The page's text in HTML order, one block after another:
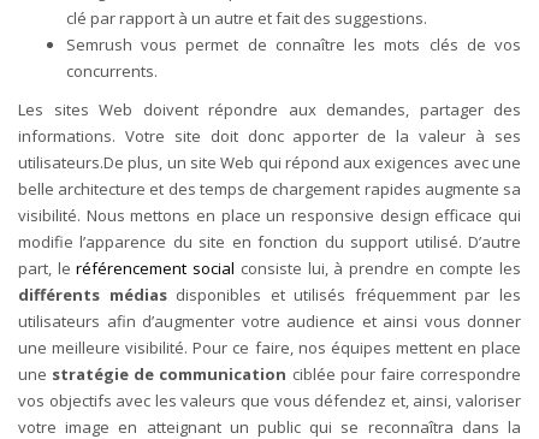
clé par rapport à un autre et fait des suggestions.
Semrush vous permet de connaître les mots clés de vos
concurrents.
Les sites Web doivent répondre aux demandes, partager des
informations. Votre site doit donc apporter de la valeur à ses
utilisateurs.De plus, un site Web qui répond aux exigences avec une
belle architecture et des temps de chargement rapides augmente sa
visibilité. Nous mettons en place un responsive design efficace qui
modifie l’apparence du site en fonction du support utilisé. D’autre
part, leréférencement social consiste lui, à prendre en compte les
différents médiasdisponibles et utilisés fréquemment par les
utilisateurs afin d’augmenter votre audience et ainsi vous donner
une meilleure visibilité.Pour ce faire, nos équipes mettent en place
une stratégie de communication ciblée pour faire correspondre
vos objectifs avec les valeurs que vous défendez et, ainsi, valoriser
votre image en atteignant un public qui se reconnaîtra dans la